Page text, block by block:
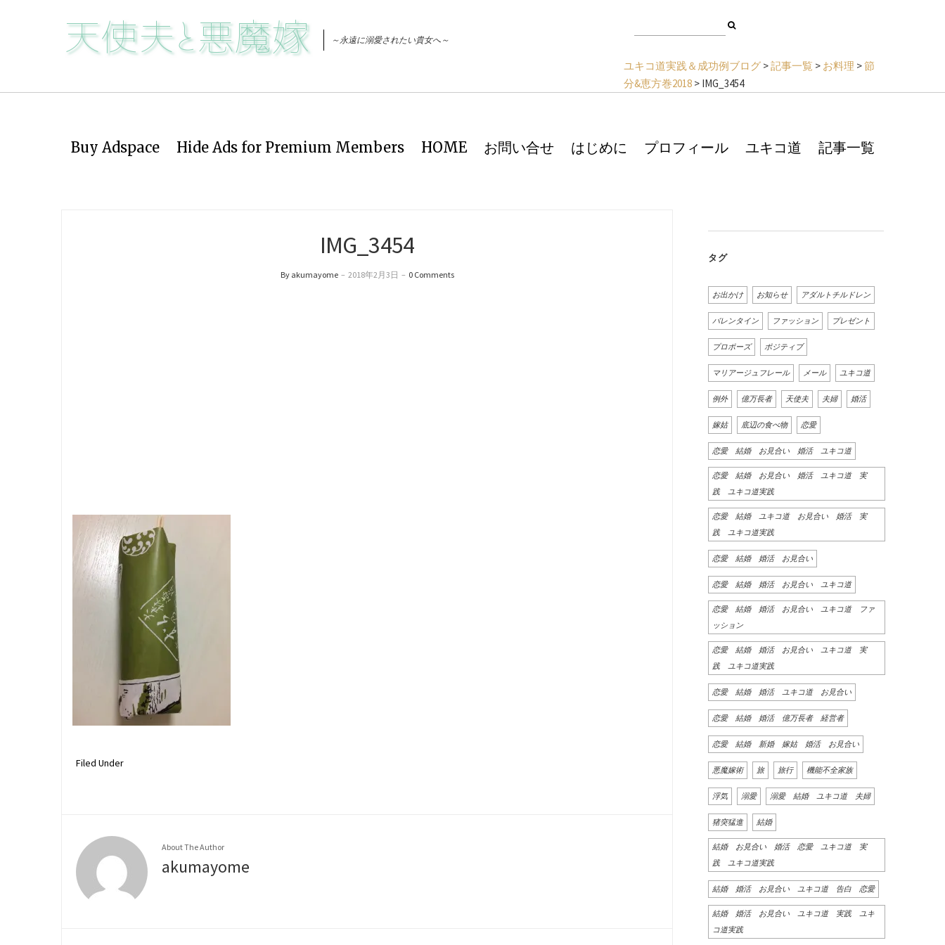
～永遠に溺愛されたい貴女へ～
ユキコ道実践＆成功例ブログ >記事一覧 > お料理 >節
分&恵方巻2018 > IMG_3454
Buy Adspace Hide Ads for Premium Members HOME お問い合せ はじめに プロフィール ユキコ道 記事一覧
IMG_3454
By akumayome – 2018年2月3日 – 0 Comments
Filed Under
About The Author
akumayome
タグ
お出かけ お知らせ アダルトチルドレン
バレンタイン ファッション プレゼント
プロポーズ ポジティブ
マリアージュフレール メール ユキコ道
例外 億万長者 天使夫 夫婦 婚活
嫁姑 底辺の食べ物 恋愛
恋愛 結婚 お見合い 婚活 ユキコ道
恋愛 結婚 お見合い 婚活 ユキコ道 実
践 ユキコ道実践
恋愛 結婚 ユキコ道 お見合い 婚活 実
践 ユキコ道実践
恋愛 結婚 婚活 お見合い
恋愛 結婚 婚活 お見合い ユキコ道
恋愛 結婚 婚活 お見合い ユキコ道 ファ
ッション
恋愛 結婚 婚活 お見合い ユキコ道 実
践 ユキコ道実践
恋愛 結婚 婚活 ユキコ道 お見合い
恋愛 結婚 婚活 億万長者 経営者
恋愛 結婚 新婚 嫁姑 婚活 お見合い
悪魔嫁術 旅 旅行 機能不全家族
浮気 溺愛 溺愛 結婚 ユキコ道 夫婦
猪突猛進 結婚
結婚 お見合い 婚活 恋愛 ユキコ道 実
践 ユキコ道実践
結婚 婚活 お見合い ユキコ道 告白 恋愛
結婚 婚活 お見合い ユキコ道 実践 ユキ
コ道実践